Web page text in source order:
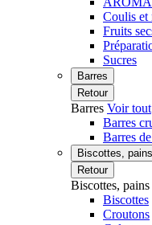
Coulis et
Fruits
Sucres
Barres
Retour
Barres Voir tout
Barres
Barres
Biscottes,
Retour
Biscottes,
Biscottes
Croutons